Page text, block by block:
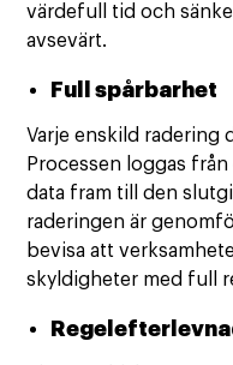
värdefull tid och
avsevärt.
Full spårbarhet
Varje enskild radering
Processen loggas
data fram till den
raderingen är
bevisa att
skyldigheter med full